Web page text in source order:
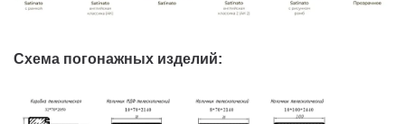
Схема погонажных изделий: